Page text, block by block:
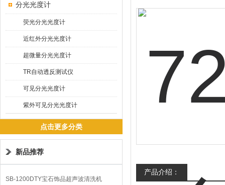
分光光度计
荧光分光光度计
近红外分光光度计
超微量分光光度计
TR自动透反测试仪
可见分光光度计
紫外可见分光光度计
点击更多分类
新品推荐
SB-1200DTY宝石饰品超声波清洗机
产品介绍：